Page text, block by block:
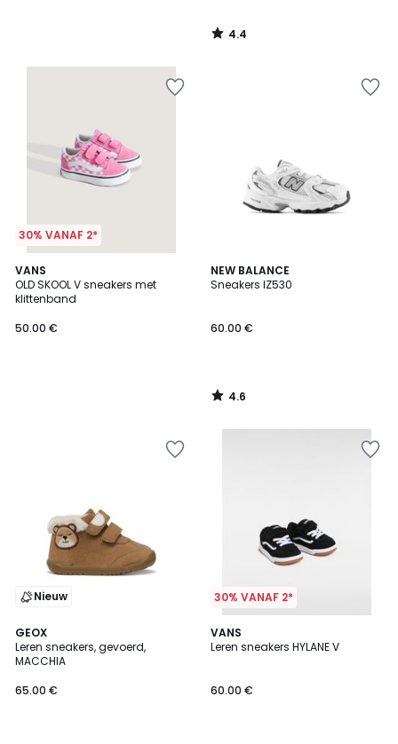
4.4
/
30% VANAF 2*
VANS
OLD SKOOL V sneakers met
klittenband
50.00 €
NEW BALANCE
Sneakers IZ530
60.00 €
4.6
/ 5
4.6
/
Nieuw
GEOX
Leren sneakers, gevoerd,
MACCHIA
65.00 €
30% VANAF 2*
VANS
Leren sneakers HYLANE V
60.00 €
4.5
/ 5